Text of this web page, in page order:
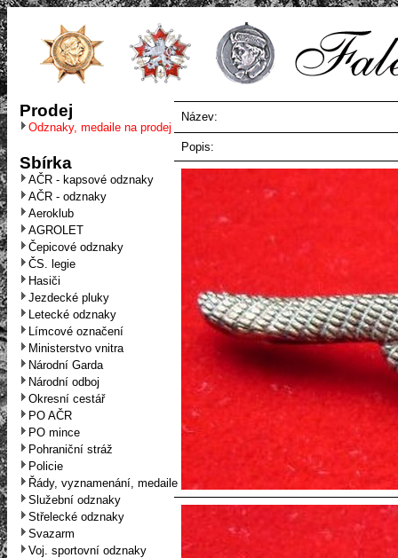
Prodej
Odznaky, medaile na prodej
Sbírka
AČR - kapsové odznaky
AČR - odznaky
Aeroklub
AGROLET
Čepicové odznaky
ČS. legie
Hasiči
Jezdecké pluky
Letecké odznaky
Límcové označení
Ministerstvo vnitra
Národní Garda
Národní odboj
Okresní cestář
PO AČR
PO mince
Pohraniční stráž
Policie
Řády, vyznamenání, medaile
Služební odznaky
Střelecké odznaky
Svazarm
Voj. sportovní odznaky
Název:
Popis: